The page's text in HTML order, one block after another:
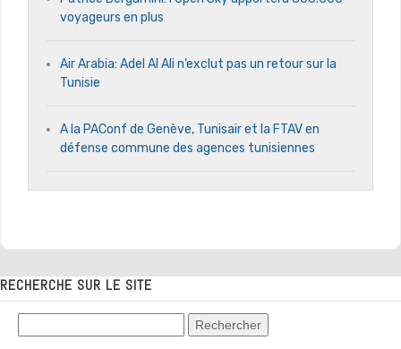
voyageurs en plus
Air Arabia: Adel Al Ali n’exclut pas un retour sur la
Tunisie
A la PAConf de Genève, Tunisair et la FTAV en
défense commune des agences tunisiennes
RECHERCHE SUR LE SITE